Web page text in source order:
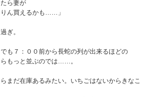
ら妻が
りん買えるかも……」
ぎ。
も７：００前から長蛇の列が出来るほどの
もっと並ぶのでは……。
まだ在庫あるみたい。いちごはないからきなこ